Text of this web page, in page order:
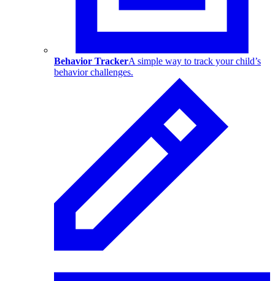
Behavior TrackerA simple way to track your child’s
behavior challenges.